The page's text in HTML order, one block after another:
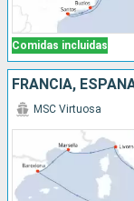
Comidas incluidas
FRANCIA,
MSC Virtuosa